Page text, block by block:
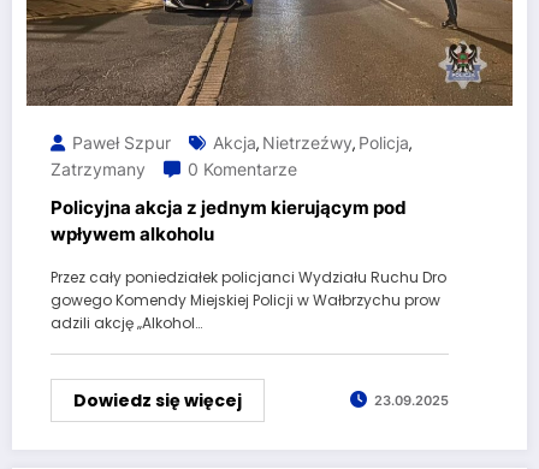
Paweł Szpur Akcja, Nietrzeźwy, Policja,
Zatrzymany
0 Komentarze
Policyjna akcja z jednym kierującym pod
wpływem alkoholu
Przez cały poniedziałek policjanci Wydziału Ruchu Dro
gowego Komendy Miejskiej Policji w Wałbrzychu prow
adzili akcję „Alkohol…
Dowiedz się więcej 23.09.2025